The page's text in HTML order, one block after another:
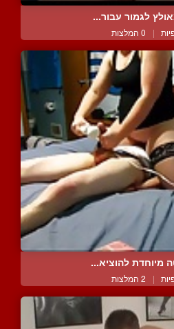
לגמור עבור...
| 0 המלצות
מיוחדת להוציא...
| 2 המלצות